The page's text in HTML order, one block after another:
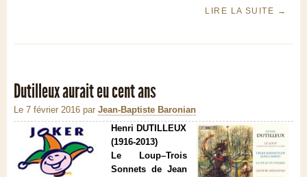
LIRE LA SUITE →
Dutilleux aurait eu cent ans
Le 7 février 2016 par Jean-Baptiste Baronian
Henri DUTILLEUX
(1916-2013)
Le Loup–Trois
Sonnets de Jean